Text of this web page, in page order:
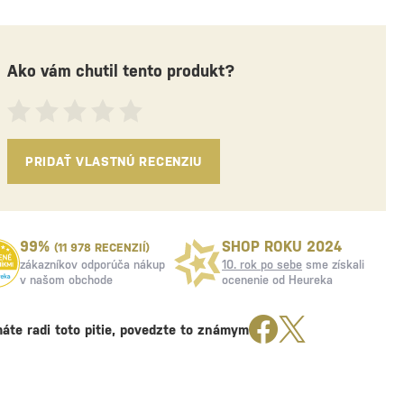
Ako vám chutil tento produkt?
PRIDAŤ VLASTNÚ RECENZIU
99% (11 978 RECENZIÍ)
zákazníkov odporúča nákup
v našom obchode
SHOP ROKU 2024
10. rok po sebe sme získali
ocenenie od Heureka
radi toto pitie, povedzte to známym